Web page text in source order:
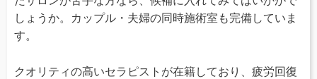
しょうか。カップル・夫婦の同時施術室も完備していま
す。
クオリティの高いセラピストが在籍しており、疲労回復